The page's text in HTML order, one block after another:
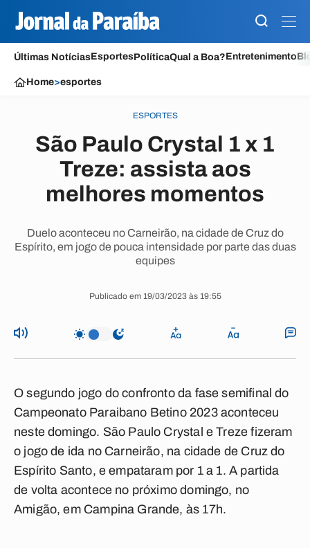
Últimas NotíciasEsportesPolíticaQual a Boa?Entretenimento
Home>esportes
ESPORTES
São Paulo Crystal 1 x 1
Treze: assista aos
melhores momentos
Duelo aconteceu no Carneirão, na cidade de Cruz do
Espírito, em jogo de pouca intensidade por parte das duas
equipes
Publicado em 19/03/2023 às 19:55
O segundo jogo do confronto da fase semifinal do
Campeonato Paraibano Betino 2023 aconteceu
neste domingo. São Paulo Crystal e Treze fizeram
o jogo de ida no Carneirão, na cidade de Cruz do
Espírito Santo, e empataram por 1 a 1. A partida
de volta acontece no próximo domingo, no
Amigão, em Campina Grande, às 17h.